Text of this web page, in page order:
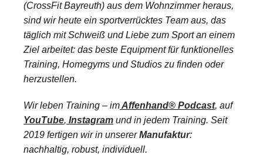
(CrossFit Bayreuth) aus dem Wohnzimmer heraus,
sind wir heute ein sportverrücktes Team aus, das
täglich mit Schweiß und Liebe zum Sport an einem
Ziel arbeitet: das beste Equipment für funktionelles
Training, Homegyms und Studios zu finden oder
herzustellen.
Wir leben Training – imAffenhand® Podcast, auf
YouTube, Instagram und in jedem Training. Seit
2019 fertigen wir in unsererManufaktur:
nachhaltig, robust, individuell.